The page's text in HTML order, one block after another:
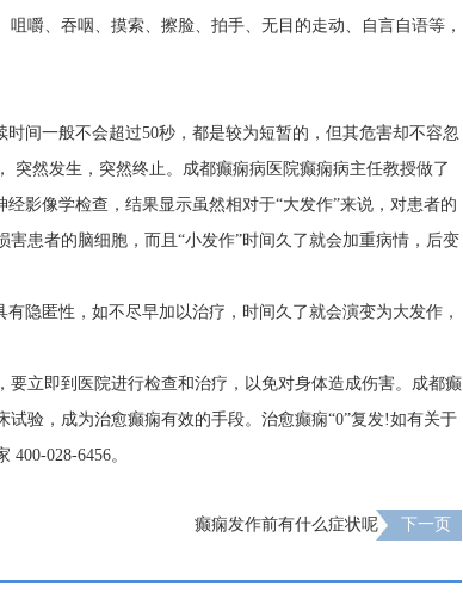
嚼、吞咽、摸索、擦脸、拍手、无目的走动、自言自语等，
间一般不会超过50秒，都是较为短暂的，但其危害却不容忽
突然发生，突然终止。成都癫痫病医院癫痫病主任教授做了
影像学检查，结果显示虽然相对于“大发作”来说，对患者的
患者的脑细胞，而且“小发作”时间久了就会加重病情，后变
隐匿性，如不尽早加以治疗，时间久了就会演变为大发作，
要立即到医院进行检查和治疗，以免对身体造成伤害。成都癫
验，成为治愈癫痫有效的手段。治愈癫痫“0”复发!如有关于
028-6456。
癫痫发作前有什么症状呢 下一页